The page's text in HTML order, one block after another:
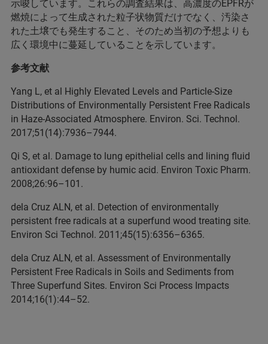
示唆しています。これらの調査結果は、高濃度のEPFRが
燃焼によって生成された粒子状物質だけでなく、汚染さ
れた土壌でも発生すること、そのため当初の予想よりも
広く環境中に蔓延していることを示しています。
参考文献
Yang L, et al Highly Elevated Levels and Particle-Size
Distributions of Environmentally Persistent Free Radicals
in Haze-Associated Atmosphere. Environ. Sci. Technol.
2017;51(14):7936–7944.
Qi S, et al. Damage to lung epithelial cells and lining fluid
antioxidant defense by humic acid. Environ Toxic Pharm.
2008;26:96–101.
dela Cruz ALN, et al. Detection of environmentally
persistent free radicals at a superfund wood treating site.
Environ Sci Technol. 2011;45(15):6356–6365.
dela Cruz ALN, et al. Assessment of Environmentally
Persistent Free Radicals in Soils and Sediments from
Three Superfund Sites. Environ Sci Process Impacts
2014;16(1):44–52.